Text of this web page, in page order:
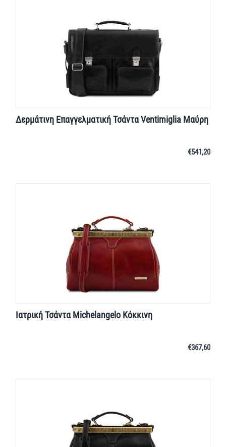
Δερμάτινη Επαγγελματική Τσάντα Ventimiglia Μαύρη
€541,20
Ιατρική Τσάντα Michelangelo Κόκκινη
€367,60